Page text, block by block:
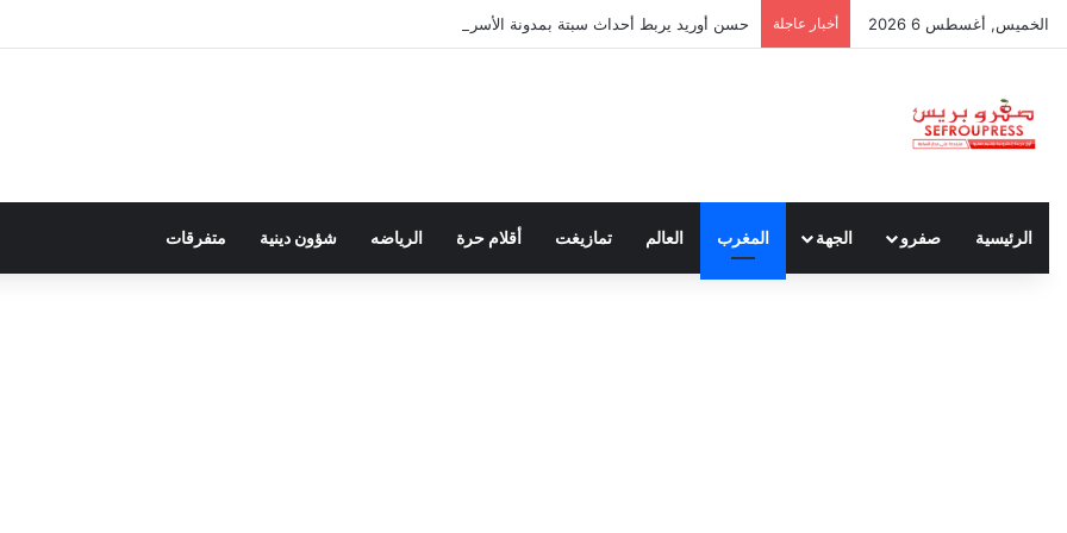
الخميس, أغسطس 6 2026 أخبار عاجلة حسن أوريد يربط أحداث سبتة بمدونة الأسرة في قراءة للتحولات الاجتماعية
الرئيسية صفرو الجهة المغرب العالم تمازيغت أقلام حرة الرياضه شؤون دينية متفرقات